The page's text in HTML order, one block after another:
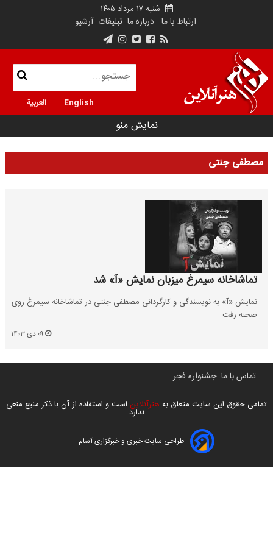
شنبه ۱۷ مرداد ۱۴۰۵
ارتباط با ما درباره ما تبلیغات آرشیو
English العربية
نمایش منو
مصطفی جنتی
تماشاخانه سیمرغ میزبان نمایش «آ» شد
نمایش «آ» به نویسندگی و کارگردانی مصطفی جنتی در تماشاخانه سیمرغ روی
صحنه رفت.
تماس با ما جشنواره فجر
تمامی حقوق این سایت متعلق به هنرآنلاین است و استفاده از آن با ذکر منبع منعی
ندارد
طراحی سایت خبری و خبرگزاری آسام